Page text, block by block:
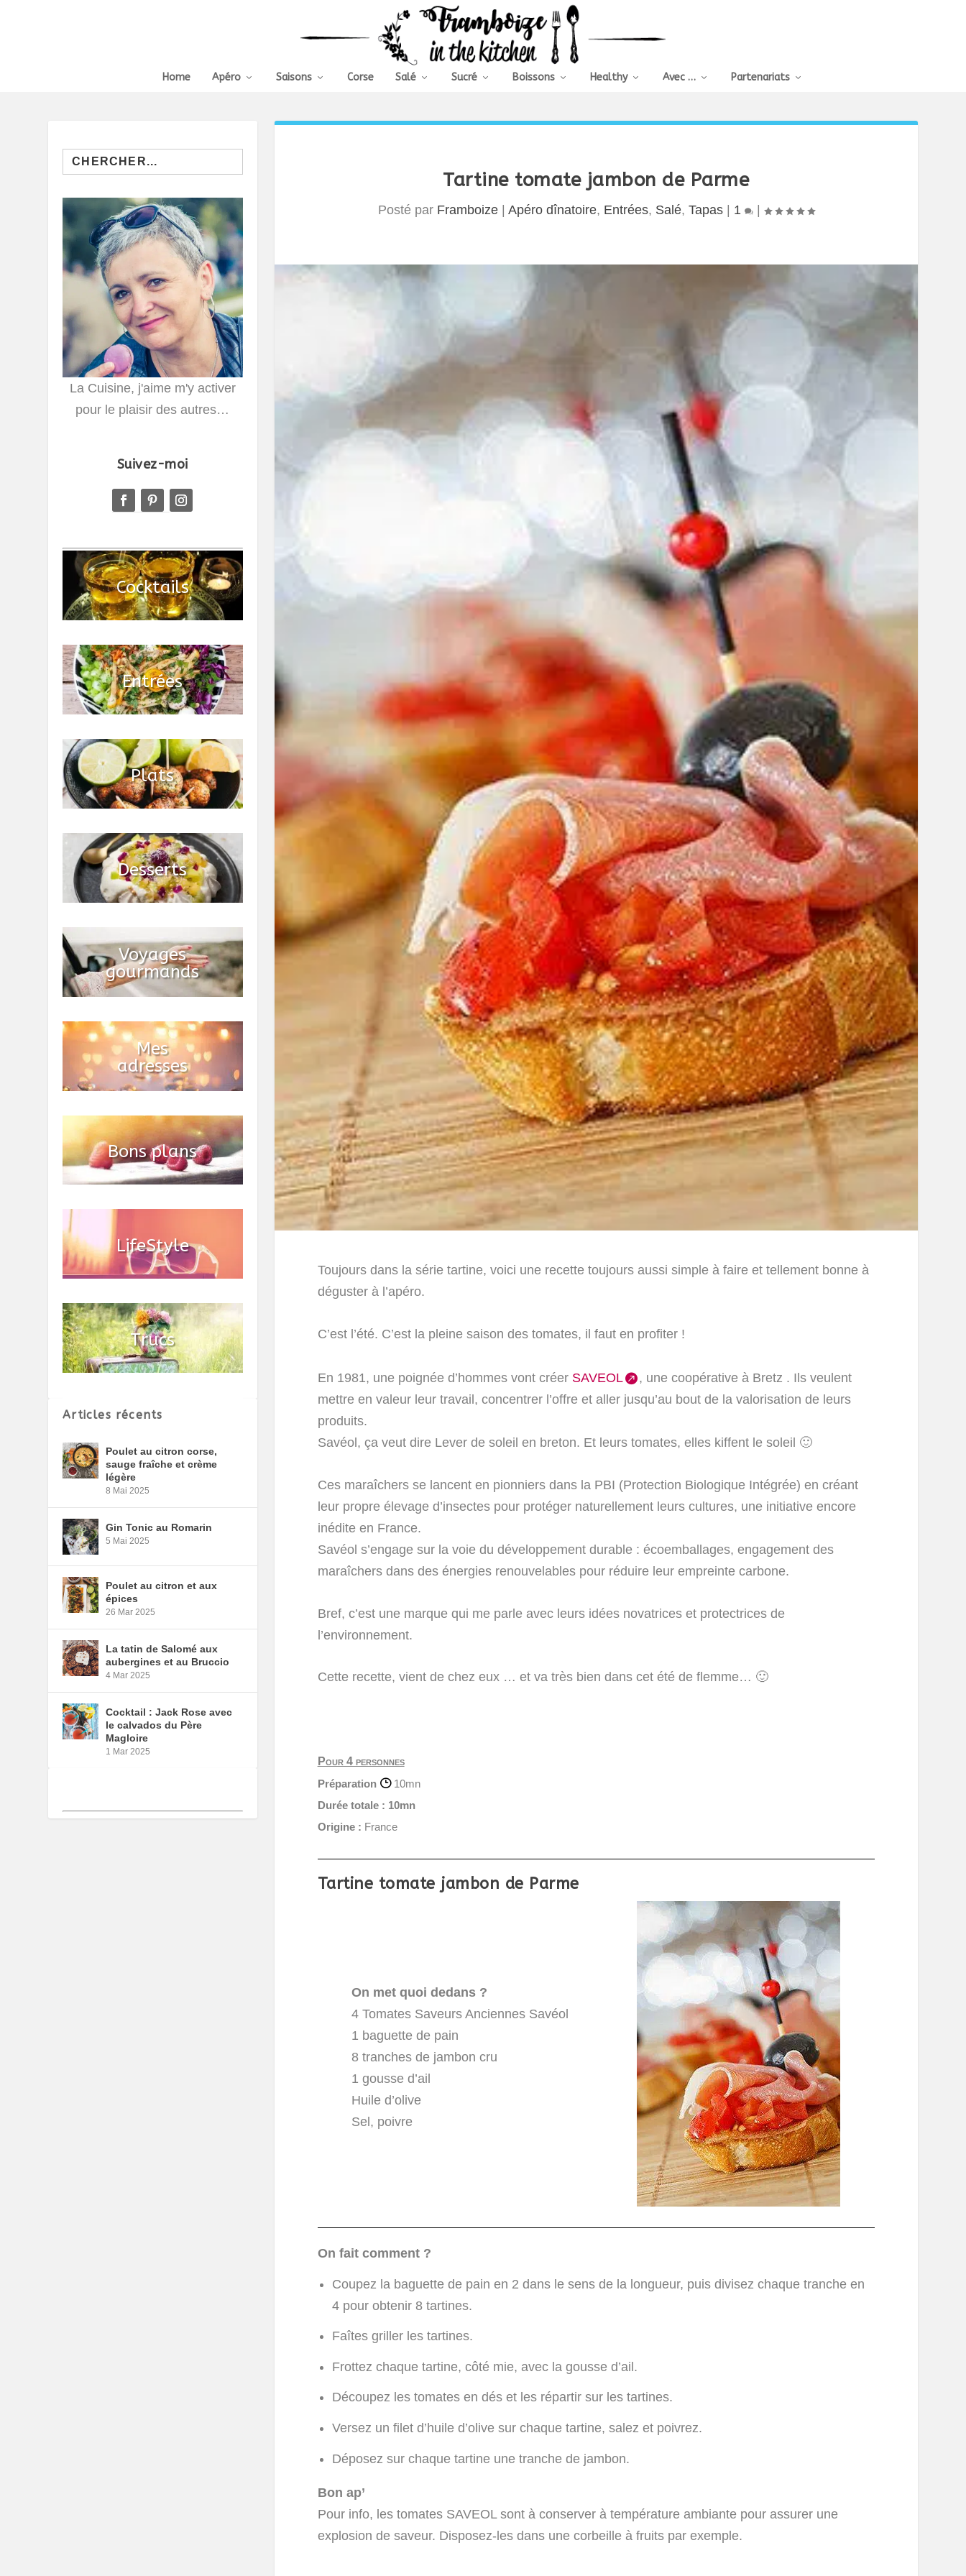
Home Apéro Saisons Corse Salé Sucré Boissons Healthy Avec … Partenariats
Tartine tomate jambon de Parme
Posté par Framboize| Apéro dînatoire, Entrées, Salé, Tapas| 1 |
Toujours dans la série tartine, voici une recette toujours aussi simple à faire et tellement bonne à
déguster à l’apéro.
C’est l’été. C’est la pleine saison des tomates, il faut en profiter !
En 1981, une poignée d’hommes vont créer SAVEOL
, une coopérative à Bretz . Ils veulent
mettre en valeur leur travail, concentrer l’offre et aller jusqu’au bout de la valorisation de leurs
produits.
Savéol, ça veut dire Lever de soleil en breton. Et leurs tomates, elles kiffent le soleil 🙂
Ces maraîchers se lancent en pionniers dans la PBI (Protection Biologique Intégrée) en créant
leur propre élevage d’insectes pour protéger naturellement leurs cultures, une initiative encore
inédite en France.
Savéol s’engage sur la voie du développement durable : écoemballages, engagement des
maraîchers dans des énergies renouvelables pour réduire leur empreinte carbone.
Bref, c’est une marque qui me parle avec leurs idées novatrices et protectrices de
l’environnement.
Cette recette, vient de chez eux … et va très bien dans cet été de flemme… 🙂
Pour 4 personnes
Préparation
10mn
Durée totale : 10mn
Origine : France
Tartine tomate jambon de Parme
On met quoi dedans ?
4 Tomates Saveurs Anciennes Savéol
1 baguette de pain
8 tranches de jambon cru
1 gousse d’ail
Huile d’olive
Sel, poivre
On fait comment ?
Coupez la baguette de pain en 2 dans le sens de la longueur, puis divisez chaque tranche en
4 pour obtenir 8 tartines.
Faîtes griller les tartines.
Frottez chaque tartine, côté mie, avec la gousse d’ail.
Découpez les tomates en dés et les répartir sur les tartines.
Versez un filet d’huile d’olive sur chaque tartine, salez et poivrez.
Déposez sur chaque tartine une tranche de jambon.
Bon ap’
Pour info, les tomates SAVEOL sont à conserver à température ambiante pour assurer une
explosion de saveur. Disposez-les dans une corbeille à fruits par exemple.
Search
for:
La Cuisine, j'aime m'y activer
pour le plaisir des autres…
Suivez-moi
Articles récents
Poulet au citron corse,
sauge fraîche et crème
légère
8 Mai 2025
Gin Tonic au Romarin
5 Mai 2025
Poulet au citron et aux
épices
26 Mar 2025
La tatin de Salomé aux
aubergines et au Bruccio
4 Mar 2025
Cocktail : Jack Rose avec
le calvados du Père
Magloire
1 Mar 2025